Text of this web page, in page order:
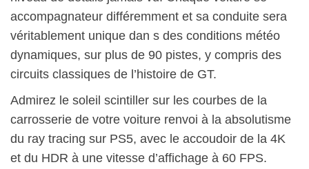
accompagnateur différemment et sa conduite sera
véritablement unique dan s des conditions météo
dynamiques, sur plus de 90 pistes, y compris des
circuits classiques de l’histoire de GT.
Admirez le soleil scintiller sur les courbes de la
carrosserie de votre voiture renvoi à la absolutisme
du ray tracing sur PS5, avec le accoudoir de la 4K
et du HDR à une vitesse d’affichage à 60 FPS.